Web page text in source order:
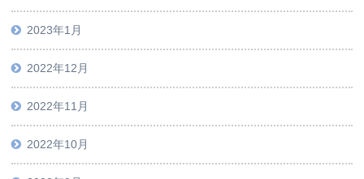
2023年1月
2022年12月
2022年11月
2022年10月